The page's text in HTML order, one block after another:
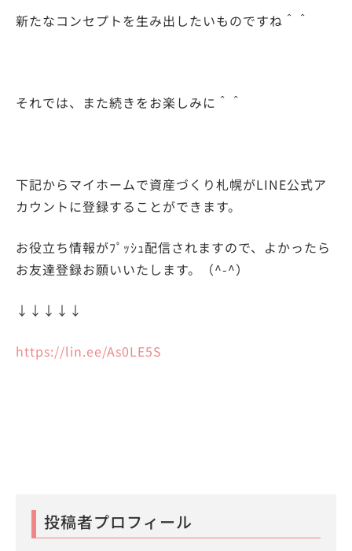
新たなコンセプトを生み出したいものですね＾＾
それでは、また続きをお楽しみに＾＾
下記からマイホームで資産づくり札幌がLINE公式ア
カウントに登録することができます。
お役立ち情報がﾌﾟｯｼｭ配信されますので、よかったら
お友達登録お願いいたします。（^-^）
↓↓↓↓↓
https://lin.ee/As0LE5S
投稿者プロフィール